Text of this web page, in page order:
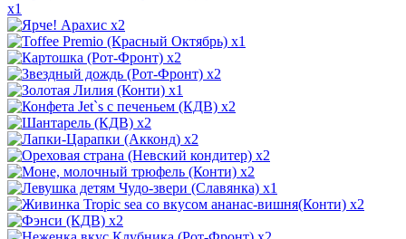
x1
x2
x1
x2
x2
x1
x2
x2
x2
x2
x2
x1
x2
x2